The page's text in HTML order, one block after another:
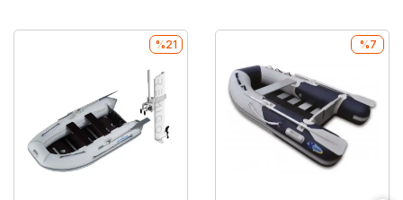
%21 %7